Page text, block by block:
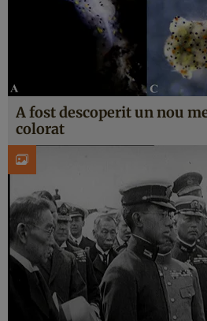
A fost descoperit un nou
colorat